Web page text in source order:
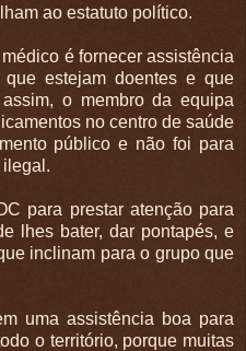
ao estatuto político.
é fornecer assistência
estejam doentes e que
o membro da equipa
no centro de saúde
público e não foi para
ilegal.
para prestar atenção para
lhes bater, dar pontapés, e
inclinam para o grupo que
uma assistência boa para
o território, porque muitas